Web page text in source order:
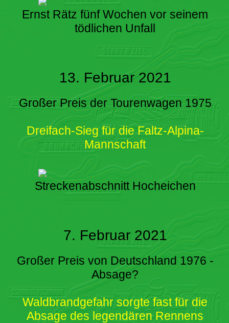
Ernst Rätz fünf Wochen vor seinem
tödlichen Unfall
13. Februar 2021
Großer Preis der Tourenwagen 1975
Dreifach-Sieg für die Faltz-Alpina-
Mannschaft
Streckenabschnitt Hocheichen
7. Februar 2021
Großer Preis von Deutschland 1976 -
Absage?
Waldbrandgefahr sorgte fast für die
Absage des legendären Rennens